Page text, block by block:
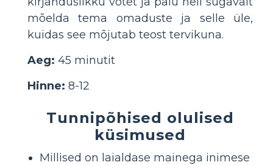
mõelda tema omaduste ja selle üle,
kuidas see mõjutab teost tervikuna.
Aeg: 45 minutit
Hinne: 8-12
Tunnipõhised olulised
küsimused
Millised on laialdase mainega inimese